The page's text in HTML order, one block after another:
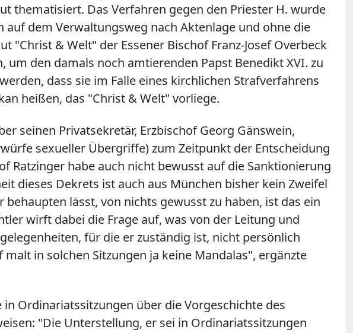
thematisiert. Das Verfahren gegen den Priester H. wurde
dem Verwaltungsweg nach Aktenlage und ohne die
& Welt" der Essener Bischof Franz-Josef Overbeck
den damals noch amtierenden Papst Benedikt XVI. zu
dass sie im Falle eines kirchlichen Strafverfahrens
heißen, das "Christ & Welt" vorliege.
seinen Privatsekretär, Erzbischof Georg Gänswein,
sexueller Übergriffe) zum Zeitpunkt der Entscheidung
Ratzinger habe auch nicht bewusst auf die Sanktionierung
dieses Dekrets ist auch aus München bisher kein Zweifel
lässt, von nichts gewusst zu haben, ist das ein
wirft dabei die Frage auf, was von der Leitung und
für die er zuständig ist, nicht persönlich
in solchen Sitzungen ja keine Mandalas", ergänzte
Ordinariatssitzungen über die Vorgeschichte des
"Die Unterstellung, er sei in Ordinariatssitzungen